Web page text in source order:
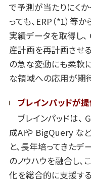
で予測が当たりにく
っても、ERP（*1）等
実績データを取得し
産計画を再計画させ
の急な変動にも柔軟
な領域への応用が期
ブレインパッドが
ブレインパッドは
成AIや BigQuery な
と、長年培ってきたデ
のノウハウを融合し、
化を総合的に支援す